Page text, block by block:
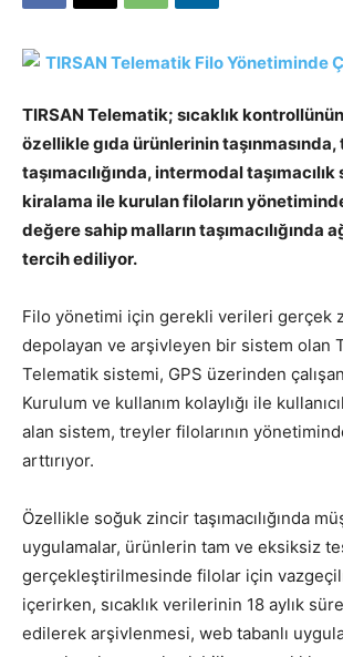
TIRSAN Telematik; sıcaklık
özellikle gıda ürünlerinin
taşımacılığında, intermodal
kiralama ile kurulan filoların
değere sahip malların taşımacılığında
tercih ediliyor.
Filo yönetimi için gerekli verileri gerçek
depolayan ve arşivleyen bir sistem olan
Telematik sistemi, GPS üzerinden
Kurulum ve kullanım kolaylığı ile
alan sistem, treyler filolarının
arttırıyor.
Özellikle soğuk zincir taşımacılığında
uygulamalar, ürünlerin tam ve eksiksiz
gerçekleştirilmesinde filolar için
içerirken, sıcaklık verilerinin 18 aylık
edilerek arşivlenmesi, web tabanlı